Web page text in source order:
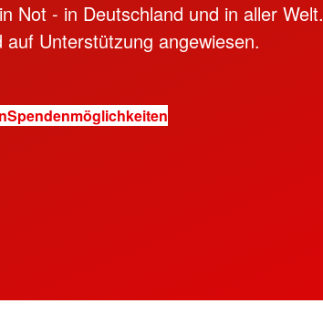
Not - in Deutschland und in aller Welt.
Unterstützung angewiesen.
Spendenmöglichkeiten